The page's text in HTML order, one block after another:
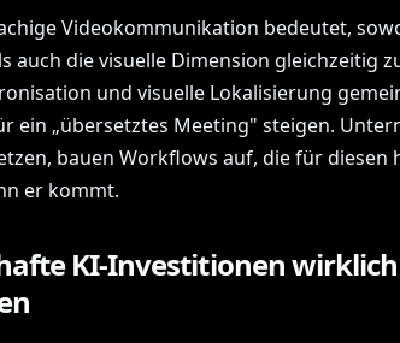
Videokommunikation bedeutet,
auch die visuelle Dimension gleichzeitig
und visuelle Lokalisierung
ein „übersetztes Meeting" steigen.
bauen Workflows auf, die für diesen
er kommt.
KI-Investitionen wirklich